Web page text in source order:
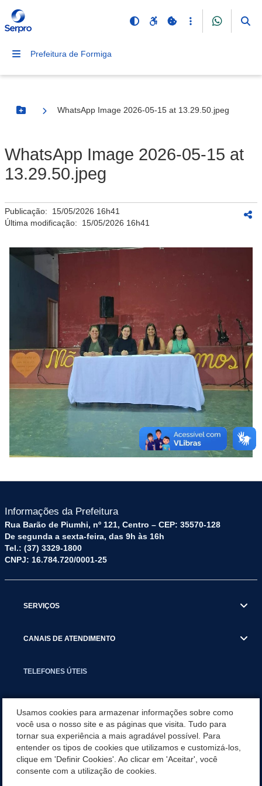
Prefeitura de Formiga
Botão Menu
WhatsApp Image 2026-05-15 at 13.29.50.jpeg
WhatsApp Image 2026-05-15 at
13.29.50.jpeg
Publicação: 15/05/2026 16h41
Última modificação: 15/05/2026 16h41
Informações da Prefeitura
Rua Barão de Piumhi, nº 121, Centro – CEP: 35570-128
De segunda a sexta-feira, das 9h às 16h
Tel.: (37) 3329-1800
CNPJ: 16.784.720/0001-25
SERVIÇOS
CANAIS DE ATENDIMENTO
TELEFONES ÚTEIS
NOTÍCIAS
APLICATIVO
Usamos cookies para armazenar informações sobre como
você usa o nosso site e as páginas que visita. Tudo para
tornar sua experiência a mais agradável possível. Para
entender os tipos de cookies que utilizamos e customizá-los,
clique em 'Definir Cookies'. Ao clicar em 'Aceitar', você
consente com a utilização de cookies.